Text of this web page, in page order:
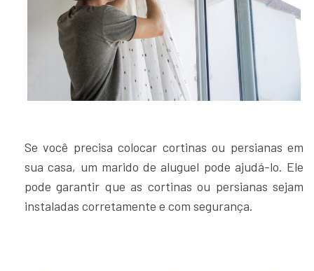
Se você precisa colocar cortinas ou persianas em
sua casa, um marido de aluguel pode ajudá-lo. Ele
pode garantir que as cortinas ou persianas sejam
instaladas corretamente e com segurança.